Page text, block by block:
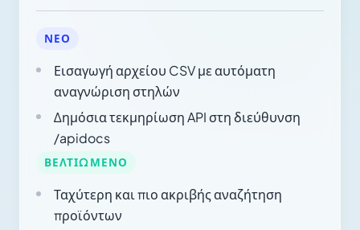
ΝΈΟ
Εισαγωγή αρχείου CSV με αυτόματη
αναγνώριση στηλών
Δημόσια τεκμηρίωση API στη διεύθυνση
/apidocs
ΒΕΛΤΙΩΜΈΝΟ
Ταχύτερη και πιο ακριβής αναζήτηση
προϊόντων